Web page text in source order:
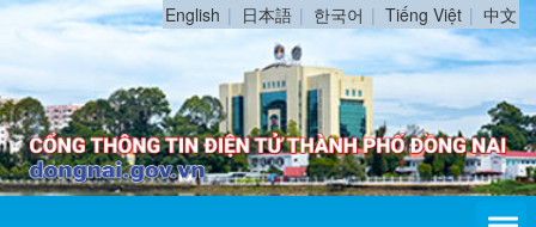
English 日本語 한국어 Tiếng Việt 中文